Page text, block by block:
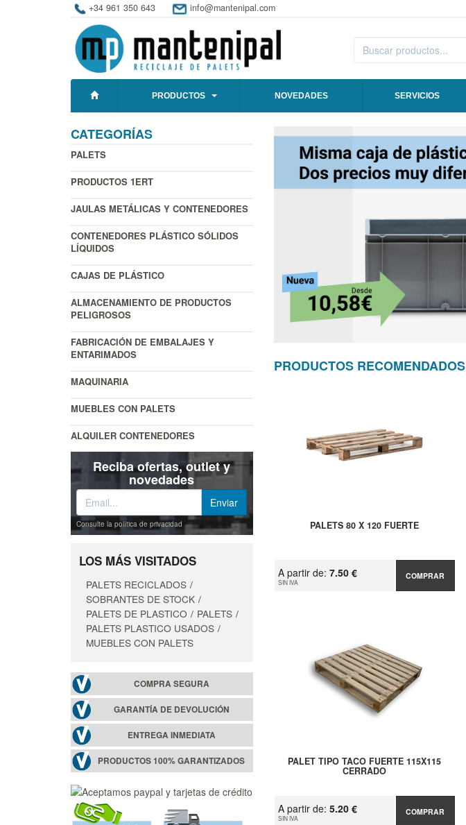
+34 961 350 643 info@mantenipal.com
PRODUCTOS NOVEDADES SERVICIOS
CATEGORÍAS
PALETS
PRODUCTOS 1ERT
JAULAS METÁLICAS Y CONTENEDORES
CONTENEDORES PLÁSTICO SÓLIDOS
LÍQUIDOS
CAJAS DE PLÁSTICO
ALMACENAMIENTO DE PRODUCTOS
PELIGROSOS
FABRICACIÓN DE EMBALAJES Y
ENTARIMADOS
MAQUINARIA
MUEBLES CON PALETS
ALQUILER CONTENEDORES
Reciba ofertas, outlet y
novedades
Consulte la política de privacidad
LOS MÁS VISITADOS
PALETS RECICLADOS
SOBRANTES DE STOCK
PALETS DE PLASTICO
PALETS
PALETS PLASTICO USADOS
MUEBLES CON PALETS
COMPRA SEGURA
GARANTÍA DE DEVOLUCIÓN
ENTREGA INMEDIATA
PRODUCTOS 100% GARANTIZADOS
PRODUCTOS RECOMENDADOS
PALETS 80 X 120 FUERTE
A partir de: 7.50 €
SIN IVA
COMPRAR
PALET TIPO TACO FUERTE 115X115
CERRADO
A partir de: 5.20 €
SIN IVA
COMPRAR